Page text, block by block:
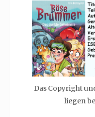
Das Copyright
liegen